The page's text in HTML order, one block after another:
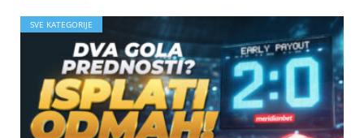
SVE KATEGORIJE